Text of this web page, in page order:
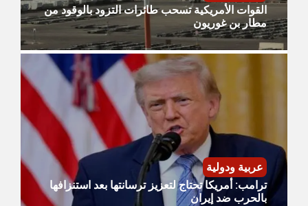
القوات الأمريكية تسحب طائرات التزود بالوقود من
مطار بن غوريون
عربية ودولية
ترامب: أمريكا تحتاج لتعزيز ترسانتها بعد استنزافها
بالحرب ضد إيران